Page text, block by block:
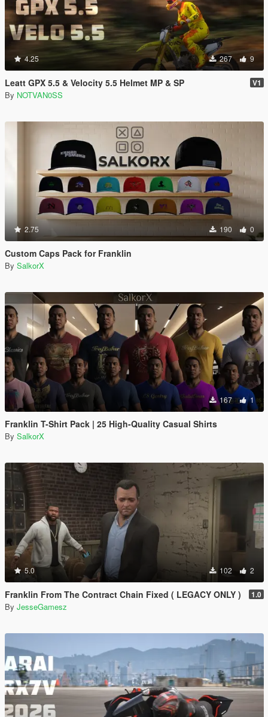
4.25 267 9
Leatt GPX 5.5 & Velocity 5.5 Helmet MP & SP V1
By NOTVAN0SS
2.75 190 0
Custom Caps Pack for Franklin
By SalkorX
167 1
Franklin T-Shirt Pack | 25 High-Quality Casual Shirts
By SalkorX
5.0 102 2
Franklin From The Contract Chain Fixed ( LEGACY ONLY ) 1.0
By JesseGamesz